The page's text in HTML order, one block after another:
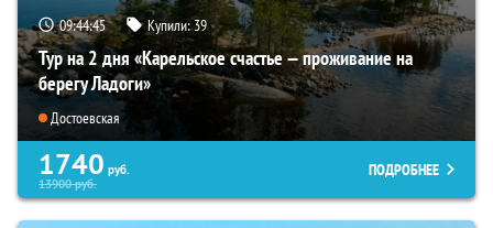
09:44:44 Купили:39
Тур на 2 дня «Карельское счастье — проживание на
берегу Ладоги»
Достоевская
1740 руб.
13900руб.
ПОДРОБНЕЕ